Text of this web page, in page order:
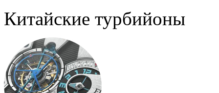
Китайские турбийоны